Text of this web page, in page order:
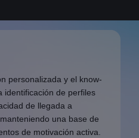
personalizada y el know-
identificación de perfiles
de llegada a
una base de
de motivación activa.